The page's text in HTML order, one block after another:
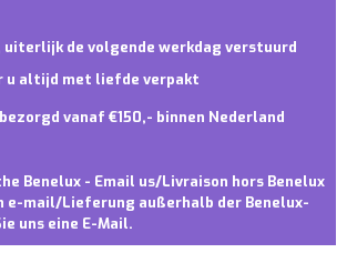
uiterlijk de volgende werkdag verstuurd
u altijd met liefde verpakt
vanaf €150,- binnen Nederland
Benelux - Email us/Livraison hors Benelux
e-mail/Lieferung außerhalb der Benelux-
uns eine E-Mail.